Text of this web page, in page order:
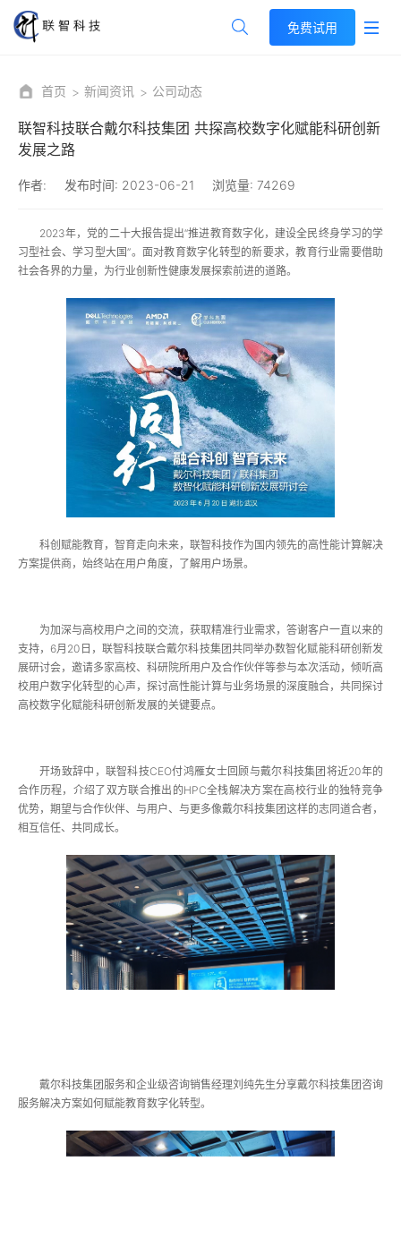
免费试用
首页 新闻资讯 公司动态
联智科技联合戴尔科技集团 共探高校数字化赋能科研创新
发展之路
作者: 发布时间: 2023-06-21 浏览量: 74269
2023年，党的二十大报告提出“推进教育数字化，建设全民终身学习的学
习型社会、学习型大国”。面对教育数字化转型的新要求，教育行业需要借助
社会各界的力量，为行业创新性健康发展探索前进的道路。
科创赋能教育，智育走向未来，联智科技作为国内领先的高性能计算解决
方案提供商，始终站在用户角度，了解用户场景。
为加深与高校用户之间的交流，获取精准行业需求，答谢客户一直以来的
支持，6月20日，联智科技联合戴尔科技集团共同举办数智化赋能科研创新发
展研讨会，邀请多家高校、科研院所用户及合作伙伴等参与本次活动，倾听高
校用户数字化转型的心声，探讨高性能计算与业务场景的深度融合，共同探讨
高校数字化赋能科研创新发展的关键要点。
开场致辞中，联智科技CEO付鸿雁女士回顾与戴尔科技集团将近20年的
合作历程，介绍了双方联合推出的HPC全栈解决方案在高校行业的独特竞争
优势，期望与合作伙伴、与用户、与更多像戴尔科技集团这样的志同道合者，
相互信任、共同成长。
戴尔科技集团服务和企业级咨询销售经理刘纯先生分享戴尔科技集团咨询
服务解决方案如何赋能教育数字化转型。